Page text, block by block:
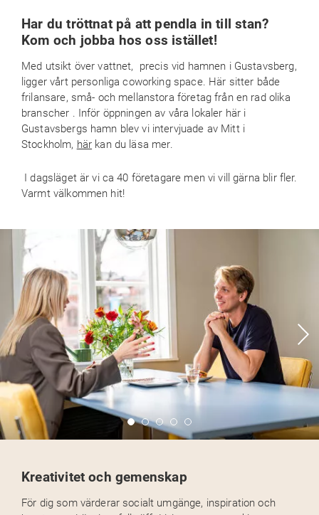
Har du tröttnat på att pendla in till stan?
Kom och jobba hos oss istället!
Med utsikt över vattnet, precis vid hamnen i Gustavsberg,
ligger vårt personliga coworking space. Här sitter både
frilansare, små- och mellanstora företag från en rad olika
branscher . Inför öppningen av våra lokaler här i
Gustavsbergs hamn blev vi intervjuade av Mitt i
Stockholm, här kan du läsa mer.
I dagsläget är vi ca 40 företagare men vi vill gärna blir fler.
Varmt välkommen hit!
Kreativitet och gemenskap
För dig som värderar socialt umgänge, inspiration och